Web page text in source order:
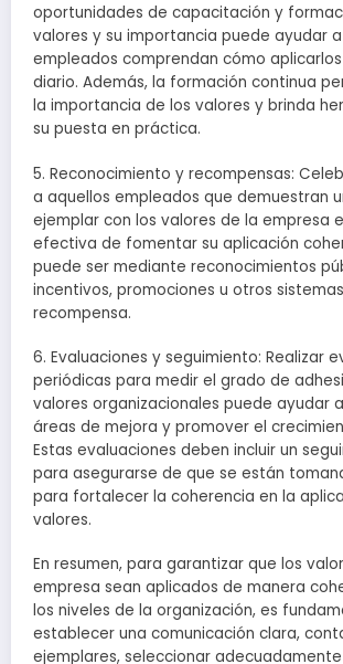
oportunidades de capacitación y
valores y su importancia puede ayudar
empleados comprendan cómo
diario. Además, la formación continua
la importancia de los valores y brinda
su puesta en práctica.
5. Reconocimiento y recompensas:
a aquellos empleados que demuestran
ejemplar con los valores de la empresa
efectiva de fomentar su aplicación
puede ser mediante reconocimientos
incentivos, promociones u otros
recompensa.
6. Evaluaciones y seguimiento: Realizar
periódicas para medir el grado de
valores organizacionales puede ayudar
áreas de mejora y promover el
Estas evaluaciones deben incluir un
para asegurarse de que se están
para fortalecer la coherencia en la
valores.
En resumen, para garantizar que los
empresa sean aplicados de manera
los niveles de la organización, es
establecer una comunicación clara,
ejemplares, seleccionar